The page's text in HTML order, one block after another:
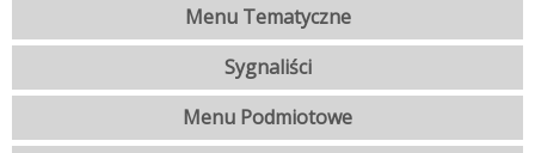
Menu Tematyczne
Sygnaliści
Menu Podmiotowe